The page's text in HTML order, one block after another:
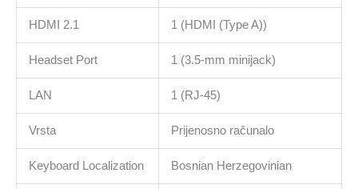
HDMI 2.1 1 (HDMI (Type A))
Headset Port 1 (3.5-mm minijack)
LAN 1 (RJ-45)
Vrsta Prijenosno računalo
Keyboard Localization Bosnian Herzegovinian